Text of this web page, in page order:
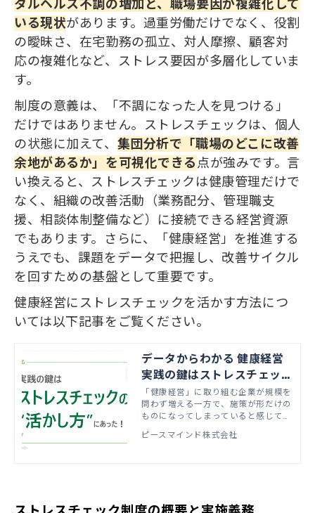
タルヘルス不調の増加と、職場要因が複雑化して
いる現状があります。過重労働だけでなく、役割
の曖昧さ、在宅勤務の孤立、対人摩擦、顧客対
応の複雑化など、ストレス要因が多層化していま
す。
制度の意義は、「不調になった人を見つける」
だけではありません。ストレスチェックは、個人
の状態に加えて、 集団分析で「職場のどこに改善
余地があるか」を可視化できる点が強みです。言
い換えると、ストレスチェックは健康管理だけで
なく、組織の改善活動（業務配分、管理職支
援、相談体制整備など）に接続できる経営資源
でもあります。さらに、「健康経営」を推進する
うえでも、課題をデータで把握し、改善サイクル
を回すための基盤として重要です。
健康経営にストレスチェックを活かす方法につ
いては以下記事をご覧ください。
データからわかる 健康経営
実践の鍵はストレスチェック
の“活かし方”にあった！
「健康経営」に取り組む企業が規模を
問わず増える一方で、施策が形だけの
ものになってしまっていると感じてい
その背景にはストレスチェックを法令
ピースマインド株式会社